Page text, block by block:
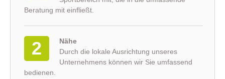
Beratung mit einfließt.
2
Nähe
Durch die lokale Ausrichtung unseres
Unternehmens können wir Sie umfassend
bedienen.